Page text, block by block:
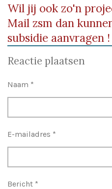
Wil jij ook zo'n
Mail zsm dan
subsidie aanvragen !
Reactie plaatsen
Naam *
E-mailadres *
Bericht *